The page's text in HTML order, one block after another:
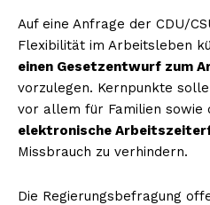
Auf eine Anfrage der CDU/
Flexibilität im Arbeitsleben
einen Gesetzentwurf zum
vorzulegen. Kernpunkte
vor allem für Familien sowie
elektronische
Missbrauch zu verhindern.
Die Regierungsbefragung